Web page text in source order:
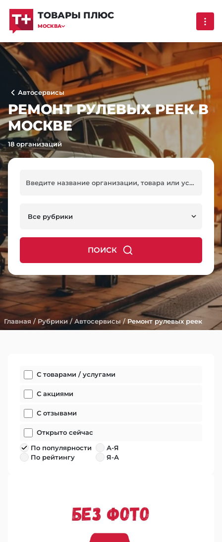
ТОВАРЫ ПЛЮС
МОСКВА
Автосервисы
РЕМОНТ РУЛЕВЫХ РЕЕК В
МОСКВЕ
18 организаций
Все рубрики
ПОИСК
Главная / Рубрики /Автосервисы/ Ремонт рулевых реек
С товарами / услугами
С акциями
С отзывами
Открыто сейчас
По популярности
По рейтингу
А-Я
Я-А